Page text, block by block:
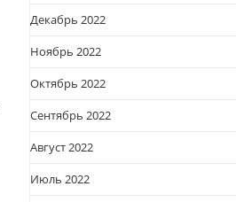
Декабрь 2022
Ноябрь 2022
Октябрь 2022
Сентябрь 2022
Август 2022
Июль 2022